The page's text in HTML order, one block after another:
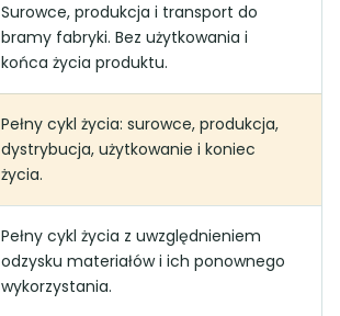
Surowce, produkcja i transport do
bramy fabryki. Bez użytkowania i
końca życia produktu.
Pełny cykl życia: surowce, produkcja,
dystrybucja, użytkowanie i koniec
życia.
Pełny cykl życia z uwzględnieniem
odzysku materiałów i ich ponownego
wykorzystania.